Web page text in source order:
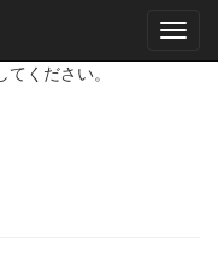
ください。